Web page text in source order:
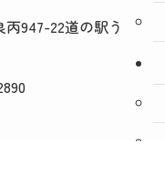
947-22道の駅う